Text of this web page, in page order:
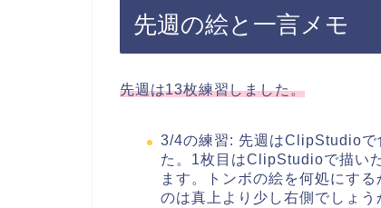
先週の絵と一言メモ
先週は13枚練習しました。
3/4の練習: 先週はClipStudioで
た。1枚目はClipStudioで描い
ます。トンボの絵を何処にす
のは真上より少し右側でしょう